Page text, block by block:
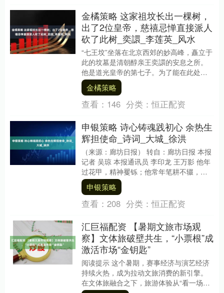
金橘策略 这家祖坟长出一棵树，
出了2位皇帝，慈禧忌惮直接派人
砍了此树_奕譞_李莲英_风水
“七王坟”坐落在北京西郊的妙高峰，矗立于
此的坟墓是清朝醇亲王奕譞的安息之所。
他是道光皇帝的第七子。为了能在此处安
享晚年，奕譞在慈禧太后和光绪皇帝的支
持下获得了五....
金橘策略
查看： 146 分类：恒正配资
申银策略 诗心铸魂践初心 余热生
辉担使命_诗词_大城_徐洪
（来源：廊坊日报） 转自：廊坊日报 本报
记者 吴琼 本报通讯员 李印龙 王万影 他年
过花甲，精神矍铄；他常年笔耕不辍，佳
作不断；他把晚年生活过得有滋有味、多
姿多....
申银策略
查看： 208 分类：恒正配资
汇巨福配资 【暑期文旅市场观
察】文体旅破壁共生，“小票根”成
激活市场“金钥匙”
阅读提示 这个暑期，赛事经济与演艺经济
持续火热，成为拉动文旅消费的新引擎。
在文体旅融合之下，旅游体验从“看一场演